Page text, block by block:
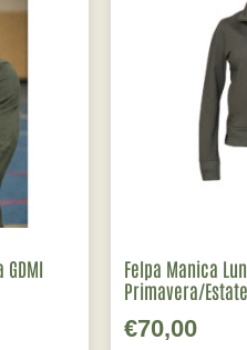
Felpa Manica
Primavera/Estate
€70,00